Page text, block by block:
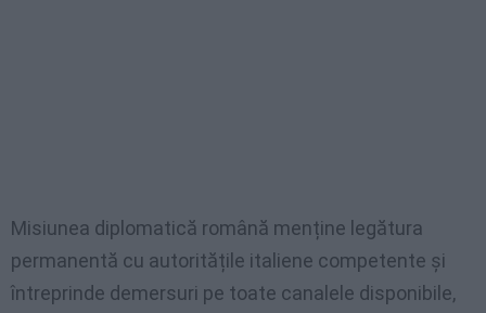
Misiunea diplomatică română menține legătura
permanentă cu autoritățile italiene competente și
întreprinde demersuri pe toate canalele disponibile,